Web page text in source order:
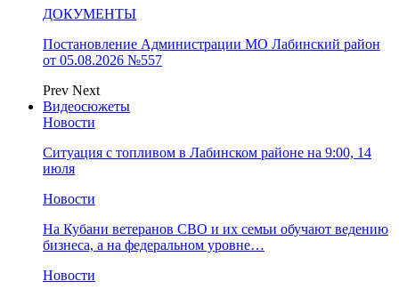
ДОКУМЕНТЫ
Постановление Администрации МО Лабинский район
от 05.08.2026 №557
Prev Next
Видеосюжеты
Новости
Ситуация с топливом в Лабинском районе на 9:00, 14
июля
Новости
На Кубани ветеранов СВО и их семьи обучают ведению
бизнеса, а на федеральном уровне…
Новости